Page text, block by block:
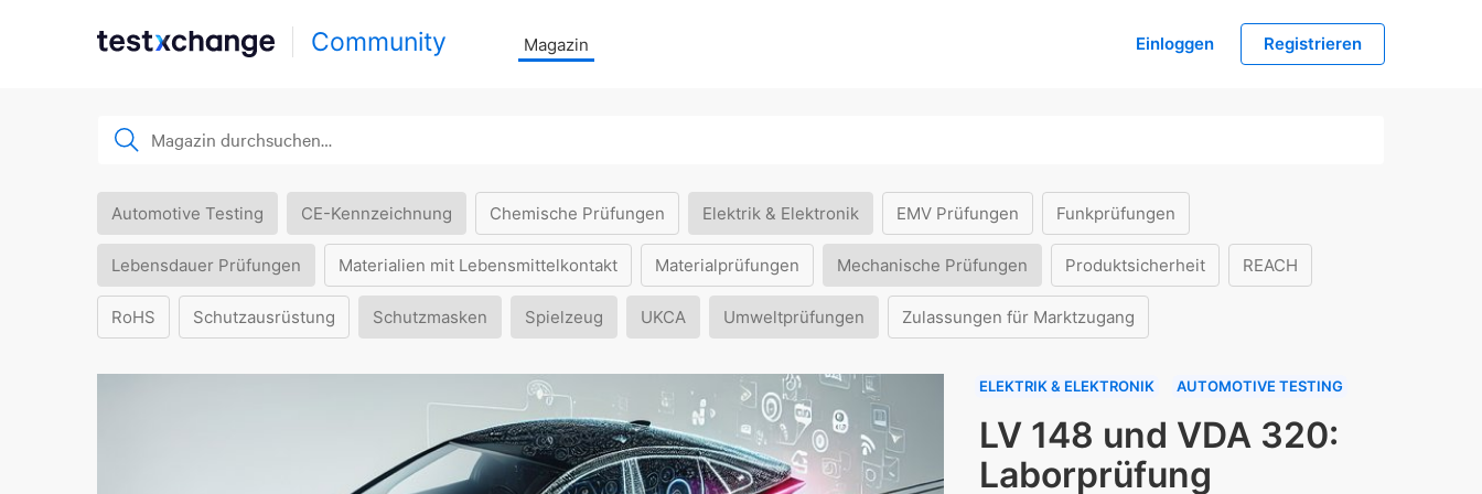
Community Magazin Einloggen Registrieren
Automotive Testing CE-Kennzeichnung Chemische Prüfungen Elektrik & Elektronik EMV Prüfungen Funkprüfungen
Lebensdauer Prüfungen Materialien mit Lebensmittelkontakt Materialprüfungen Mechanische Prüfungen Produktsicherheit REACH
RoHS Schutzausrüstung Schutzmasken Spielzeug UKCA Umweltprüfungen Zulassungen für Marktzugang
ELEKTRIK & ELEKTRONIK AUTOMOTIVE TESTING
LV 148 und VDA 320:
Laborprüfung